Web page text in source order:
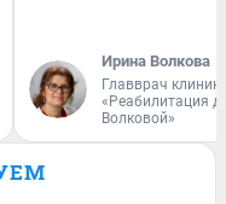
Ирина Волкова
Главврач
«Реабилитация
Волковой»